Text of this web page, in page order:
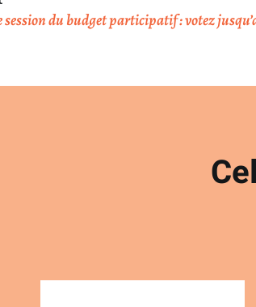
du budget participatif : votez